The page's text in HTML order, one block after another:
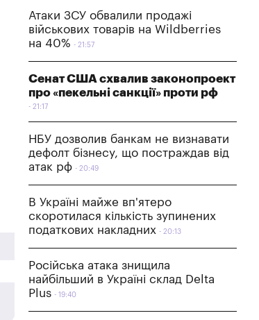
Атаки ЗСУ обвалили продажі
військових товарів на Wildberries
на 40%
21:57
Сенат США схвалив законопроект
про «пекельні санкції» проти рф
21:17
НБУ дозволив банкам не визнавати
дефолт бізнесу, що постраждав від
атак рф
20:49
В Україні майже вп'ятеро
скоротилася кількість зупинених
податкових накладних
20:13
Російська атака знищила
найбільший в Україні склад Delta
Plus
19:40